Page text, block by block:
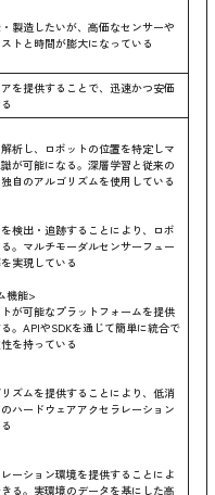
製造したいが、高価なセンサーや
トと時間が膨大になっている
を提供することで、迅速かつ安価
析し、ロボットの位置を特定しマ
が可能になる。深層学習と従来の
自のアルゴリズムを使用している
検出・追跡することにより、ロボ
。マルチモーダルセンサーフュー
実現している
機能>
が可能なプラットフォームを提供
。APIやSDKを通じて簡単に統合で
を持っている
ズムを提供することにより、低消
ハードウェアアクセラレーション
ーション環境を提供することによ
る。実環境のデータを基にした高